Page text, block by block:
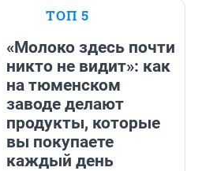
ТОП 5
«Молоко здесь почти
никто не видит»: как
на тюменском
заводе делают
продукты, которые
вы покупаете
каждый день